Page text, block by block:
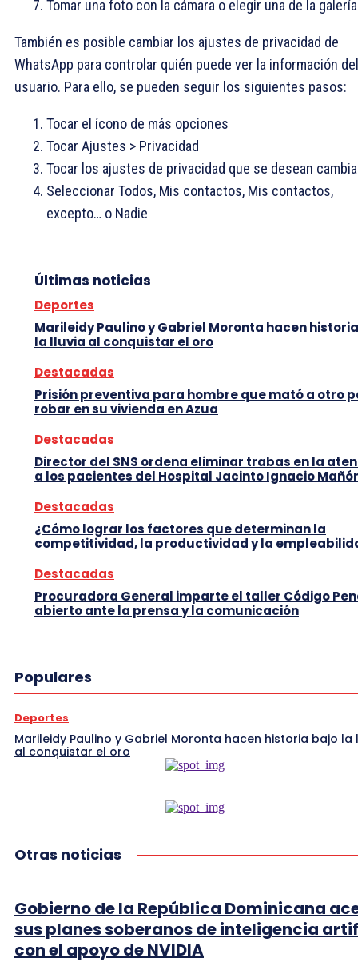
Tomar una foto con la cámara o elegir una de la galería
También es posible cambiar los ajustes de privacidad de
WhatsApp para controlar quién puede ver la información del
usuario. Para ello, se pueden seguir los siguientes pasos:
Tocar el ícono de más opciones
Tocar Ajustes > Privacidad
Tocar los ajustes de privacidad que se desean
Seleccionar Todos, Mis contactos, Mis contactos,
excepto… o Nadie
Últimas noticias
Deportes
Marileidy Paulino y Gabriel Moronta hacen
la lluvia al conquistar el oro
Destacadas
Prisión preventiva para hombre que mató a otro
robar en su vivienda en Azua
Destacadas
Director del SNS ordena eliminar trabas en la
a los pacientes del Hospital Jacinto Ignacio
Destacadas
¿Cómo lograr los factores que determinan la
competitividad, la productividad y la
Destacadas
Procuradora General imparte el taller Código
abierto ante la prensa y la comunicación
Populares
Deportes
Marileidy Paulino y Gabriel Moronta hacen historia bajo la
al conquistar el oro
Otras noticias
Gobierno de la República Dominicana
sus planes soberanos de inteligencia
con el apoyo de NVIDIA